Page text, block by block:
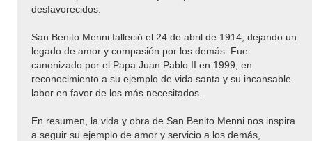
desfavorecidos.
San Benito Menni falleció el 24 de abril de 1914, dejando un
legado de amor y compasión por los demás. Fue
canonizado por el Papa Juan Pablo II en 1999, en
reconocimiento a su ejemplo de vida santa y su incansable
labor en favor de los más necesitados.
En resumen, la vida y obra de San Benito Menni nos inspira
a seguir su ejemplo de amor y servicio a los demás,